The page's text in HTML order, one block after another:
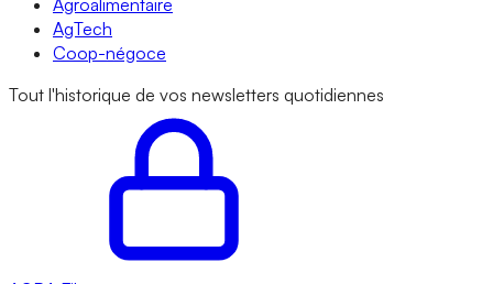
Agroalimentaire
AgTech
Coop-négoce
Tout l'historique de vos newsletters quotidiennes